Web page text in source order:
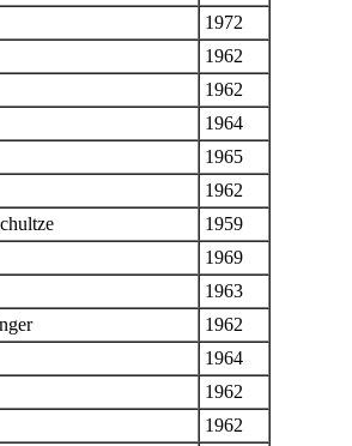
1972
1962
1962
1964
1965
1962
1959
1969
1963
1962
1964
1962
1962